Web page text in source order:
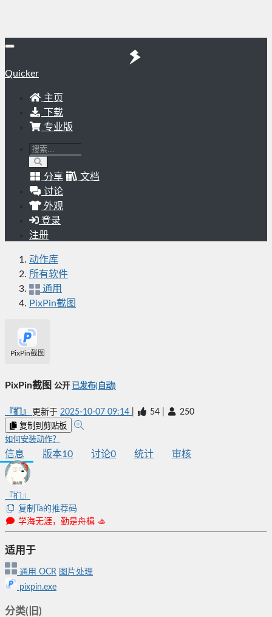
Quicker
主页
下载
专业版
分享
文档
讨论
外观
登录
注册
动作库
所有软件
通用
PixPin截图
PixPin截图
PixPin截图 公开 已发布(自动)
『扪』 更新于 2025-10-07 09:14 54 250
复制到剪贴板
如何安装动作？
信息 版本10 讨论0 统计 审核
『扪』
复制Ta的推荐码
学海无涯，勤是舟楫 🚣
适用于
通用 OCR 图片处理
pixpin.exe
分类(旧)